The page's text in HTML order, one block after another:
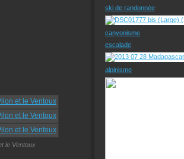
le Ventoux
ski de randonnée
canyonisme
escalade
alpinisme